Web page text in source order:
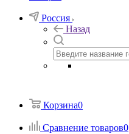
Россия
Назад
Корзина0
Сравнение товаров0